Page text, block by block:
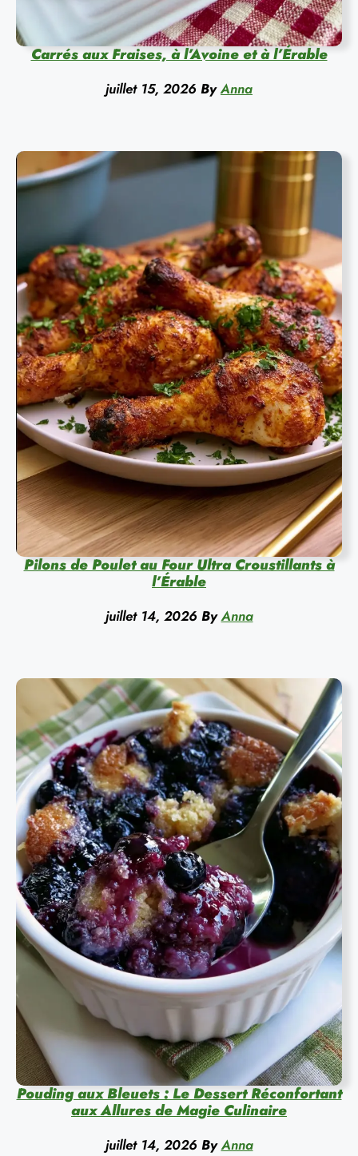
Carrés aux Fraises, à l’Avoine et à l’Érable
juillet 15, 2026 By Anna
Pilons de Poulet au Four Ultra Croustillants à
l’Érable
juillet 14, 2026 By Anna
Pouding aux Bleuets : Le Dessert Réconfortant
aux Allures de Magie Culinaire
juillet 14, 2026 By Anna